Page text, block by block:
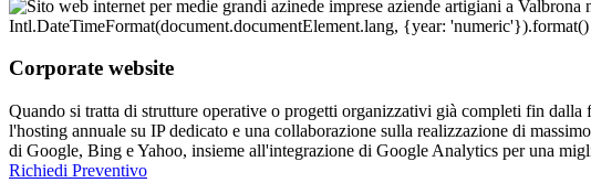
Corporate website
Quando si tratta di strutture operative o progetti organizzativi già completi fin
l'hosting annuale su IP dedicato e una collaborazione sulla realizzazione di
di Google, Bing e Yahoo, insieme all'integrazione di Google Analytics per una
Richiedi Preventivo